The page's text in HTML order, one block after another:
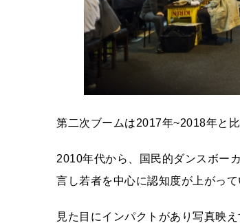
第二次ブームは2017年~2018年と比
2010年代から、国民的ダンスボー
言し若者を中心に認知度が上がっ
見た目にインパクトがあり写真映